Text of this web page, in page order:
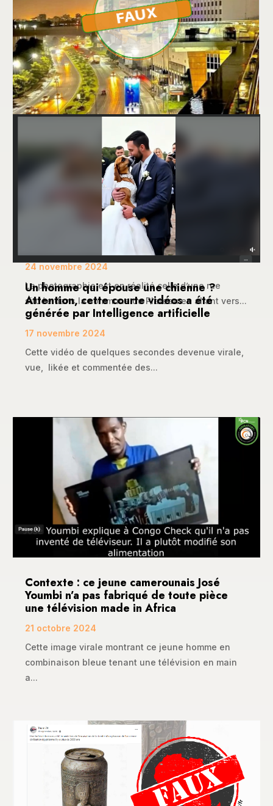
FAUX, cette image ne montre pas le Bénin
24 novembre 2024
La photographie est en réalité celle d’une rue
située dans la commune du Plateau en allant vers...
Un homme qui épouse une chienne ?
Attention, cette courte vidéos a été
générée par Intelligence artificielle
17 novembre 2024
Cette vidéo de quelques secondes devenue virale,
vue, likée et commentée des...
Contexte : ce jeune camerounais José
Youmbi n’a pas fabriqué de toute pièce
une télévision made in Africa
21 octobre 2024
Cette image virale montrant ce jeune homme en
combinaison bleue tenant une télévision en main
a...